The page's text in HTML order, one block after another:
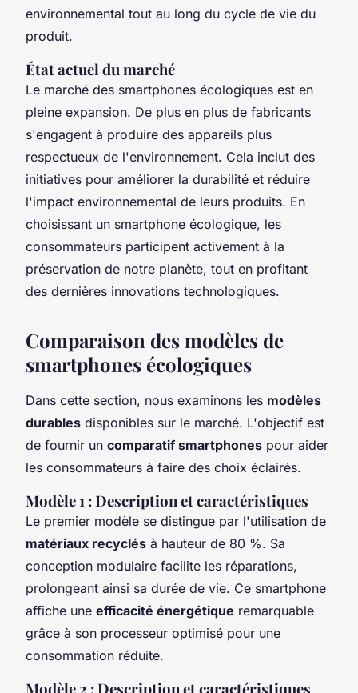
environnemental tout au long du cycle de vie du
produit.
État actuel du marché
Le marché des smartphones écologiques est en
pleine expansion. De plus en plus de fabricants
s'engagent à produire des appareils plus
respectueux de l'environnement. Cela inclut des
initiatives pour améliorer la durabilité et réduire
l'impact environnemental de leurs produits. En
choisissant un smartphone écologique, les
consommateurs participent activement à la
préservation de notre planète, tout en profitant
des dernières innovations technologiques.
Comparaison des modèles de
smartphones écologiques
Dans cette section, nous examinons les modèles
durables disponibles sur le marché. L'objectif est
de fournir un comparatif smartphones pour aider
les consommateurs à faire des choix éclairés.
Modèle 1 : Description et caractéristiques
Le premier modèle se distingue par l'utilisation de
matériaux recyclés à hauteur de 80 %. Sa
conception modulaire facilite les réparations,
prolongeant ainsi sa durée de vie. Ce smartphone
affiche une efficacité énergétique remarquable
grâce à son processeur optimisé pour une
consommation réduite.
Modèle 2 : Description et caractéristiques